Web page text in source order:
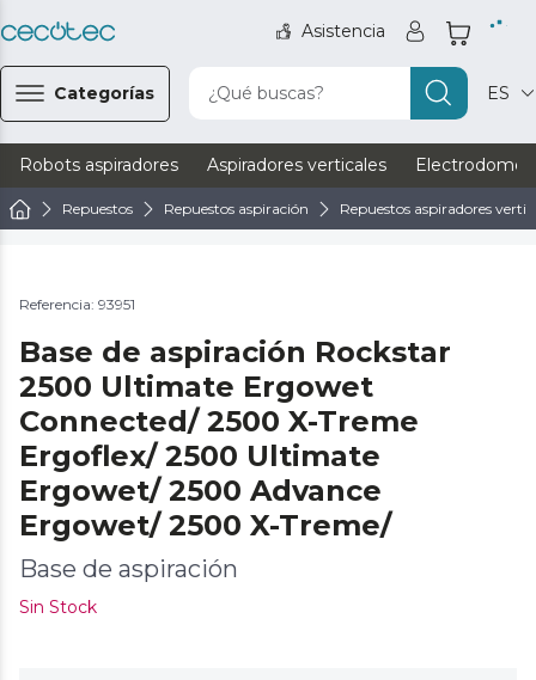
Asistencia
Categorías ¿Qué buscas? ES
Robots aspiradores Aspiradores verticales
Repuestos Repuestos aspiración Repuestos aspiradores
Referencia: 93951
Base de aspiración Rockstar
2500 Ultimate Ergowet
Connected/ 2500 X-Treme
Ergoflex/ 2500 Ultimate
Ergowet/ 2500 Advance
Ergowet/ 2500 X-Treme/
Base de aspiración
Sin Stock